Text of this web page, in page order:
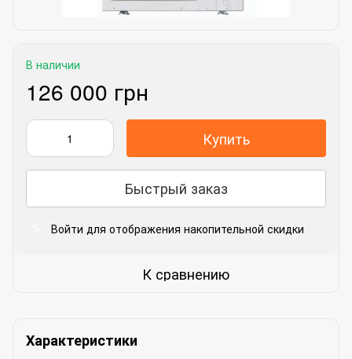
В наличии
126 000 грн
Купить
Быстрый заказ
Войти для отображения накопительной скидки
К сравнению
Характеристики